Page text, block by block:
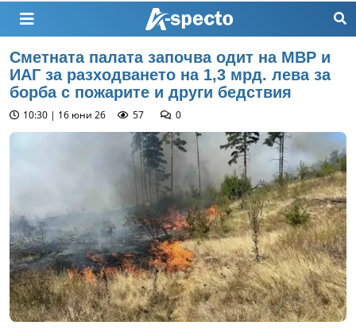
Сметната палата започва одит на МВР и
ИАГ за разходването на 1,3 мрд. лева за
борба с пожарите и други бедствия
10:30 | 16 юни 26 57 0